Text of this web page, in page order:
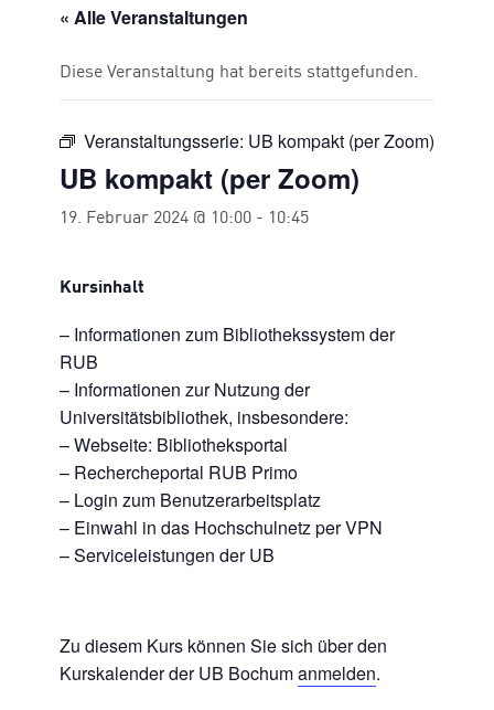
« Alle Veranstaltungen
Diese Veranstaltung hat bereits stattgefunden.
Veranstaltungsserie: UB kompakt (per Zoom)
UB kompakt (per Zoom)
19. Februar 2024 @ 10:00 - 10:45
Kursinhalt
– Informationen zum Bibliothekssystem der
RUB
– Informationen zur Nutzung der
Universitätsbibliothek, insbesondere:
– Webseite: Bibliotheksportal
– Rechercheportal RUB Primo
– Login zum Benutzerarbeitsplatz
– Einwahl in das Hochschulnetz per VPN
– Serviceleistungen der UB
Zu diesem Kurs können Sie sich über den
Kurskalender der UB Bochumanmelden.